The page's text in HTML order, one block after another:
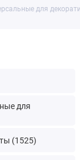
для
для
(1525)